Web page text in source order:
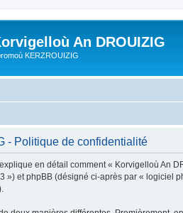
An DROUIZIG
KERZROUIZIG
- Politique de confidentialité
en détail comment « Korvigelloù An
») et phpBB (désigné ci-après par « logiciel